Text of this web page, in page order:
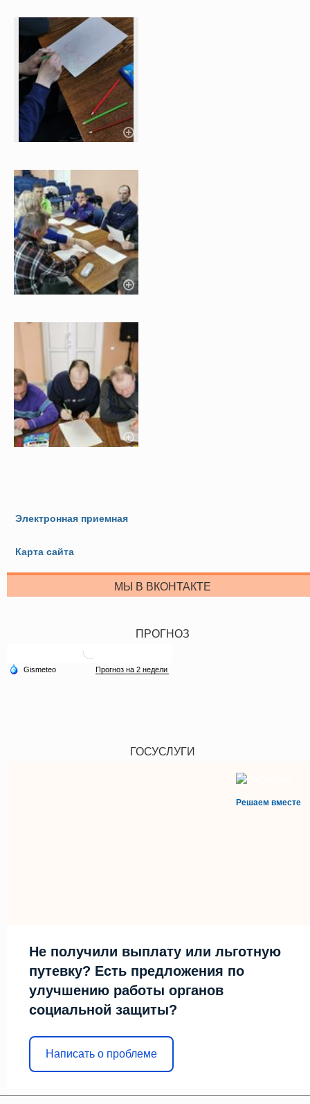
Электронная приемная
Карта сайта
МЫ В ВКОНТАКТЕ
ПРОГНОЗ
ГОСУСЛУГИ
Решаем вместе
Не получили выплату или льготную
путевку? Есть предложения по
улучшению работы органов
социальной защиты?
Написать о проблеме